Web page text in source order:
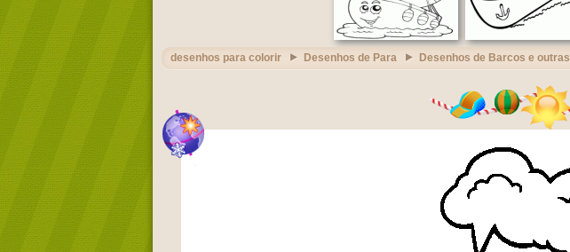
desenhos para colorir Desenhos de Para Desenhos de Barcos e outras